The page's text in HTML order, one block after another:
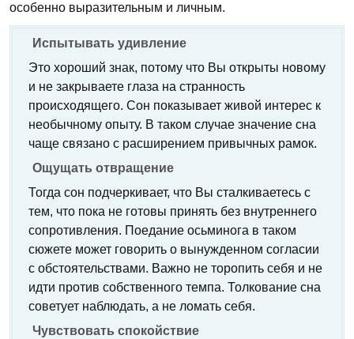
особенно выразительным и личным.
Испытывать удивление
Это хороший знак, потому что Вы открыты новому
и не закрываете глаза на странность
происходящего. Сон показывает живой интерес к
необычному опыту. В таком случае значение сна
чаще связано с расширением привычных рамок.
Ощущать отвращение
Тогда сон подчеркивает, что Вы сталкиваетесь с
тем, что пока не готовы принять без внутреннего
сопротивления. Поедание осьминога в таком
сюжете может говорить о вынужденном согласии
с обстоятельствами. Важно не торопить себя и не
идти против собственного темпа. Толкование сна
советует наблюдать, а не ломать себя.
Чувствовать спокойствие